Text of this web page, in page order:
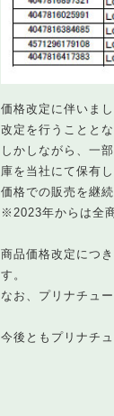
価格改定に伴いま
改定を行うこととな
しかしながら、一
庫を当社にて保有
価格での販売を継続
※2023年からは全
商品価格改定につ
す。
なお、プリナチュ
今後ともプリナチ